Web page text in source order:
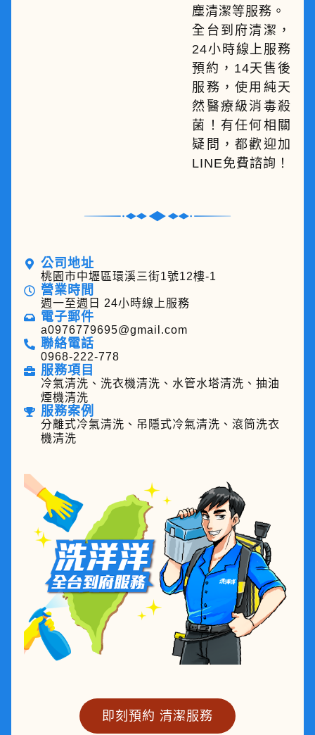
塵清潔等服務。
全台到府清潔，
24小時線上服務
預約，14天售後
服務，使用純天
然醫療級消毒殺
菌！有任何相關
疑問，都歡迎加
LINE免費諮詢！
公司地址
桃園市中壢區環溪三街1號12樓-1
營業時間
週一至週日 24小時線上服務
電子郵件
a0976779695@gmail.com
聯絡電話
0968-222-778
服務項目
冷氣清洗、洗衣機清洗、水管水塔清洗、抽油
煙機清洗
服務案例
分離式冷氣清洗、吊隱式冷氣清洗、滾筒洗衣
機清洗
即刻預約 清潔服務